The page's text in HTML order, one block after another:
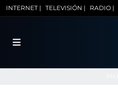
INTERNET | TELEVISIÓN | RADIO |